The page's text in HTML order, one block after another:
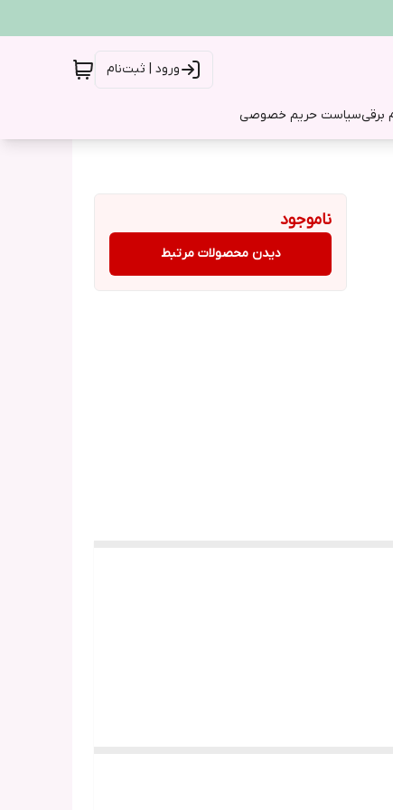
ورود | ثبت‌نام
برقیسیاست حریم خصوصی
ناموجود
دیدن محصولات مرتبط